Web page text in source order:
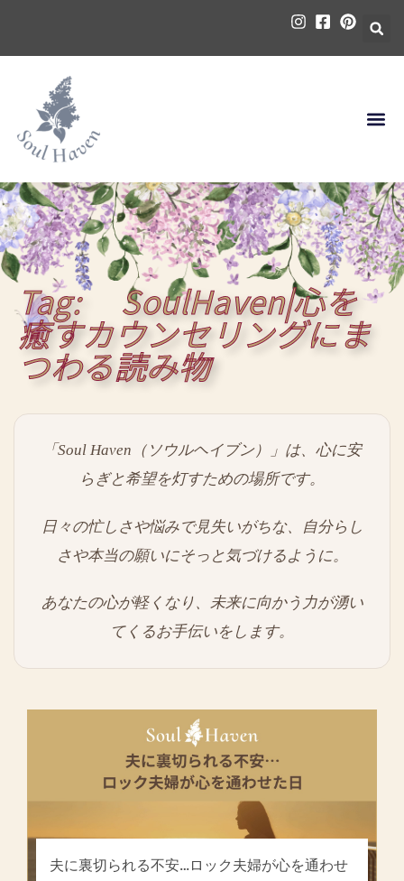
プ
Tag: SoulHaven|心を
癒すカウンセリングにま
つわる読み物
「Soul Haven（ソウルヘイブン）」は、心に安
らぎと希望を灯すための場所です。
日々の忙しさや悩みで見失いがちな、自分らし
さや本当の願いにそっと気づけるように。
あなたの心が軽くなり、未来に向かう力が湧い
てくるお手伝いをします。
夫に裏切られる不安…ロック夫婦が心を通わせ